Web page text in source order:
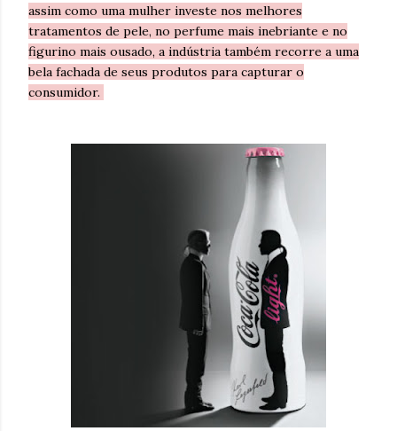
assim como uma mulher investe nos melhores
tratamentos de pele, no perfume mais inebriante e no
figurino mais ousado, a indústria também recorre a uma
bela fachada de seus produtos para capturar o
consumidor.